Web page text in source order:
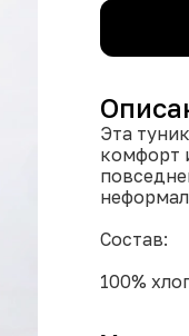
Эта
комфорт
Состав:
100%